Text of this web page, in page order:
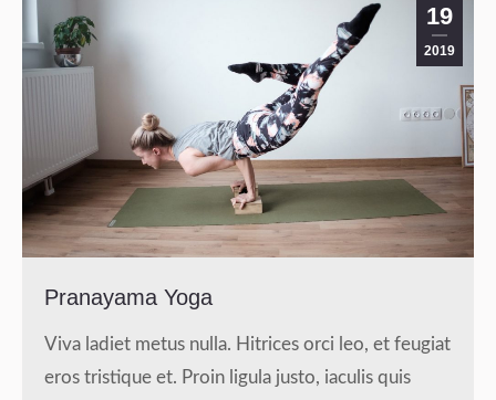
19
2019
Pranayama Yoga
Viva ladiet metus nulla. Hitrices orci leo, et feugiat
eros tristique et. Proin ligula justo, iaculis quis